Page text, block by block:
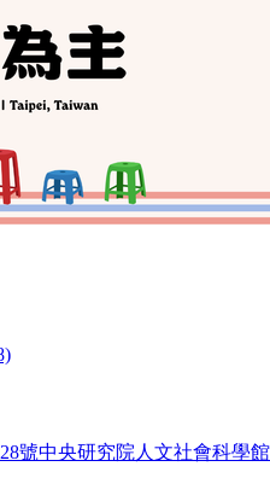
號中央研究院人文社會科學